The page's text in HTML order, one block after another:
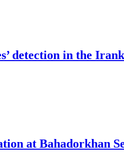
detection in the
at Bahadorkhan